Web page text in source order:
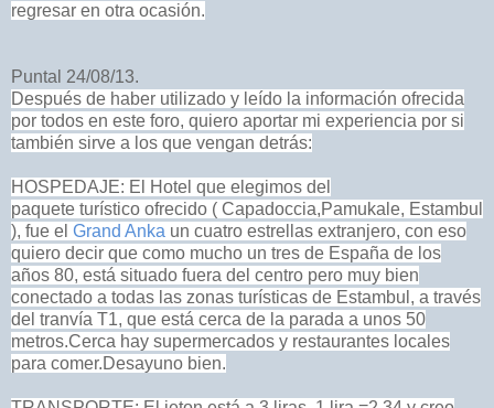
regresar en otra ocasión.
Puntal 24/08/13.
Después de haber utilizado y leído la información ofrecida
por todos en este foro, quiero aportar mi experiencia por si
también sirve a los que vengan detrás:
HOSPEDAJE: El Hotel que elegimos del
paquete turístico ofrecido ( Capadoccia,Pamukale, Estambul
), fue el Grand Anka un cuatro estrellas extranjero, con eso
quiero decir que como mucho un tres de España de los
años 80, está situado fuera del centro pero muy bien
conectado a todas las zonas turísticas de Estambul, a través
del tranvía T1, que está cerca de la parada a unos 50
metros.Cerca hay supermercados y restaurantes locales
para comer.Desayuno bien.